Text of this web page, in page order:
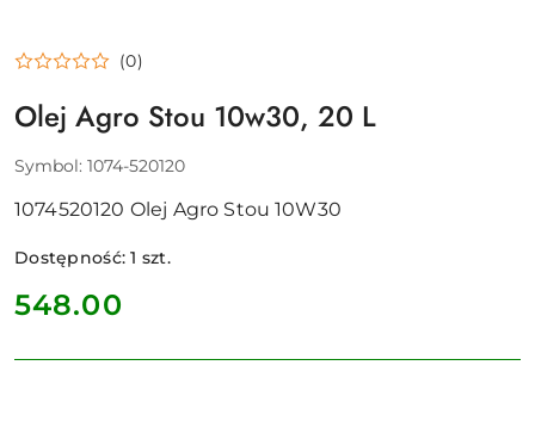
(0)
Olej Agro Stou 10w30, 20 L
Symbol: 1074-520120
1074520120 Olej Agro Stou 10W30
Dostępność:1 szt.
cena:
548.00